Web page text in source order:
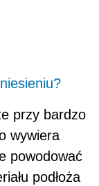
przy bardzo
wywiera
powodować
podłoża